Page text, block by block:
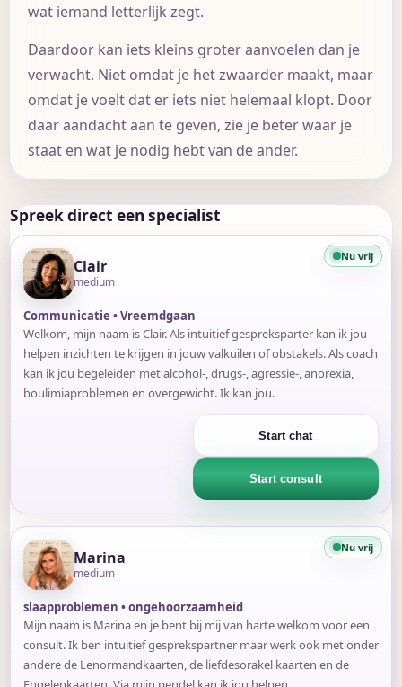
wat iemand letterlijk zegt.
Daardoor kan iets kleins groter aanvoelen dan je
verwacht. Niet omdat je het zwaarder maakt, maar
omdat je voelt dat er iets niet helemaal klopt. Door
daar aandacht aan te geven, zie je beter waar je
staat en wat je nodig hebt van de ander.
Spreek direct een specialist
Nu vrij
Clair
medium
Communicatie • Vreemdgaan
Welkom, mijn naam is Clair. Als intuitief gespreksparter kan ik jou
helpen inzichten te krijgen in jouw valkuilen of obstakels. Als coach
kan ik jou begeleiden met alcohol-, drugs-, agressie-, anorexia,
boulimiaproblemen en overgewicht. Ik kan jou.
Start chat
Start consult
Nu vrij
Marina
medium
slaapproblemen • ongehoorzaamheid
Mijn naam is Marina en je bent bij mij van harte welkom voor een
consult. Ik ben intuitief gesprekspartner maar werk ook met onder
andere de Lenormandkaarten, de liefdesorakel kaarten en de